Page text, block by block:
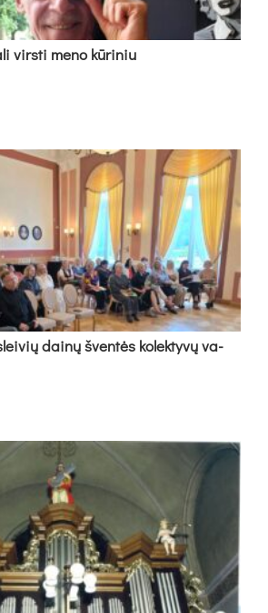
virs­ti me­no kū­ri­niu
dai­nų šven­tės ko­lek­ty­vų va­